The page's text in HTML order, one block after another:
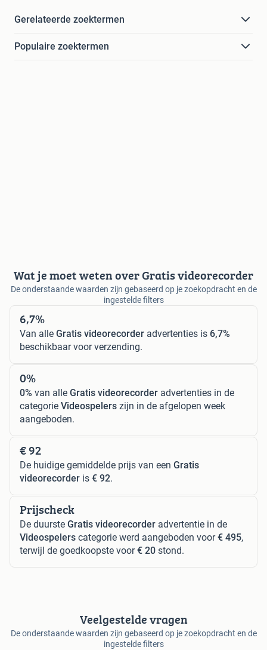
Gerelateerde zoektermen
Populaire zoektermen
Wat je moet weten over Gratis videorecorder
De onderstaande waarden zijn gebaseerd op je zoekopdracht en de
ingestelde filters
6,7%
Van alle Gratis videorecorder advertenties is 6,7%
beschikbaar voor verzending.
0%
0% van alle Gratis videorecorder advertenties in de
categorie Videospelers zijn in de afgelopen week
aangeboden.
€ 92
De huidige gemiddelde prijs van een Gratis
videorecorder is € 92.
Prijscheck
De duurste Gratis videorecorder advertentie in de
Videospelers categorie werd aangeboden voor€ 495,
terwijl de goedkoopste voor€ 20 stond.
Veelgestelde vragen
De onderstaande waarden zijn gebaseerd op je zoekopdracht en de
ingestelde filters